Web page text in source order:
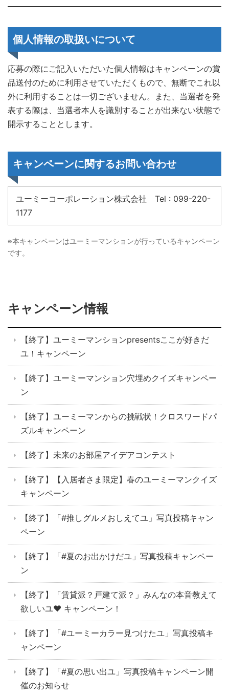
個人情報の取扱いについて
応募の際にご記入いただいた個人情報はキャンペーンの賞
品送付のために利用させていただくもので、無断でこれ以
外に利用することは一切ございません。また、当選者を発
表する際は、当選者本人を識別することが出来ない状態で
開示することとします。
キャンペーンに関するお問い合わせ
ユーミーコーポレーション株式会社 Tel : 099-220-
1177
※本キャンペーンはユーミーマンションが行っているキャンペーン
です。
キャンペーン情報
【終了】ユーミーマンションpresentsここが好きだ
ユ！キャンペーン
【終了】ユーミーマンション穴埋めクイズキャンペー
ン
【終了】ユーミーマンからの挑戦状！クロスワードパ
ズルキャンペーン
【終了】未来のお部屋アイデアコンテスト
【終了】【入居者さま限定】春のユーミーマンクイズ
キャンペーン
【終了】「#推しグルメおしえてユ」写真投稿キャン
ペーン
【終了】「#夏のお出かけだユ」写真投稿キャンペー
ン
【終了】「賃貸派？戸建て派？」みんなの本音教えて
欲しいユ♥ キャンペーン！
【終了】「#ユーミーカラー見つけたユ」写真投稿キ
ャンペーン
【終了】「#夏の思い出ユ」写真投稿キャンペーン開
催のお知らせ